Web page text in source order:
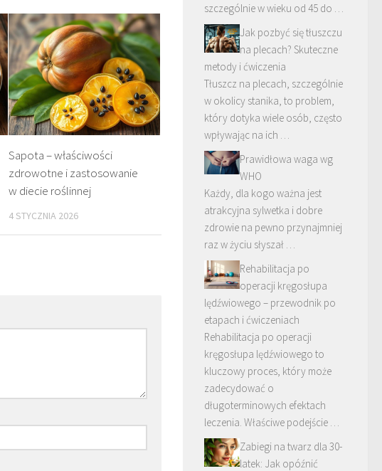
Sapota – właściwości
zdrowotne i zastosowanie
w diecie roślinnej
4 STYCZNIA 2026
szczególnie w wieku od 45 do …
Jak pozbyć się tłuszczu
na plecach? Skuteczne
metody i ćwiczenia
Tłuszcz na plecach, szczególnie
w okolicy stanika, to problem,
który dotyka wiele osób, często
wpływając na ich …
Prawidłowa waga wg
WHO
Każdy, dla kogo ważna jest
atrakcyjna sylwetka i dobre
zdrowie na pewno przynajmniej
raz w życiu słyszał …
Rehabilitacja po
operacji kręgosłupa
lędźwiowego – przewodnik po
etapach i ćwiczeniach
Rehabilitacja po operacji
kręgosłupa lędźwiowego to
kluczowy proces, który może
zadecydować o
długoterminowych efektach
leczenia. Właściwe podejście …
Zabiegi na twarz dla 30-
latek: Jak opóźnić